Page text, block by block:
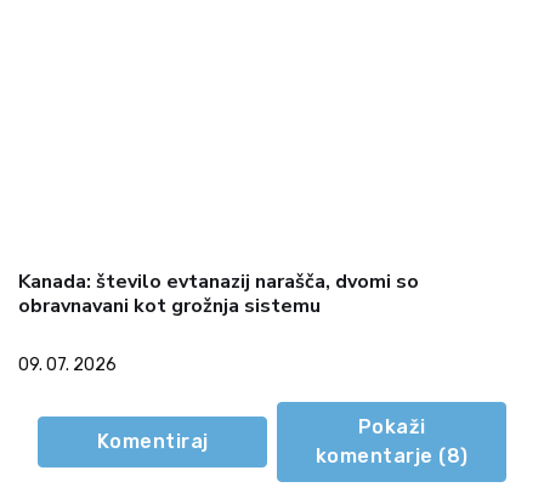
Kanada: število evtanazij narašča, dvomi so
obravnavani kot grožnja sistemu
09. 07. 2026
Komentiraj
Pokaži
komentarje (8)